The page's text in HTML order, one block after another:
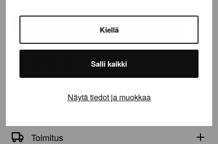
Kiellä
Salli kaikki
Näytä tiedot ja muokkaa
LISÄÄ OSTOSKORIIN
Toimitus